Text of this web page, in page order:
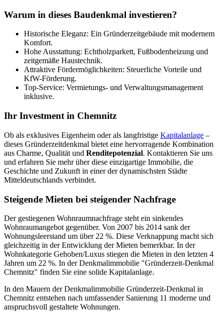
Warum in dieses Baudenkmal investieren?
Historische Eleganz: Ein Gründerzeitgebäude mit modernem
Komfort.
Hohe Ausstattung: Echtholzparkett, Fußbodenheizung und
zeitgemäße Haustechnik.
Attraktive Fördermöglichkeiten: Steuerliche Vorteile und
KfW-Förderung.
Top-Service: Vermietungs- und Verwaltungsmanagement
inklusive.
Ihr Investment in Chemnitz
Ob als exklusives Eigenheim oder als langfristige Kapitalanlage –
dieses Gründerzeitdenkmal bietet eine hervorragende Kombination
aus Charme, Qualität und Renditepotenzial. Kontaktieren Sie uns
und erfahren Sie mehr über diese einzigartige Immobilie, die
Geschichte und Zukunft in einer der dynamischsten Städte
Mitteldeutschlands verbindet.
Steigende Mieten bei steigender Nachfrage
Der gestiegenen Wohnraumnachfrage steht ein sinkendes
Wohnraumangebot gegenüber. Von 2007 bis 2014 sank der
Wohnungsleerstand um über 22 %. Diese Verknappung macht sich
gleichzeitig in der Entwicklung der Mieten bemerkbar. In der
Wohnkategorie Gehoben/Luxus stiegen die Mieten in den letzten 4
Jahren um 22 %. In der Denkmalimmobilie "Gründerzeit-Denkmal
Chemnitz" finden Sie eine solide Kapitalanlage.
In den Mauern der Denkmalimmobilie Gründerzeit-Denkmal in
Chemnitz entstehen nach umfassender Sanierung 11 moderne und
anspruchsvoll gestaltete Wohnungen.